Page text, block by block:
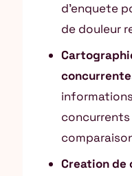
d’enquete
de douleur
concurrents
Creation de